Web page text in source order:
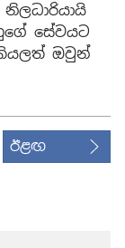
සේවයට
ඔවුන්
ඊළඟ